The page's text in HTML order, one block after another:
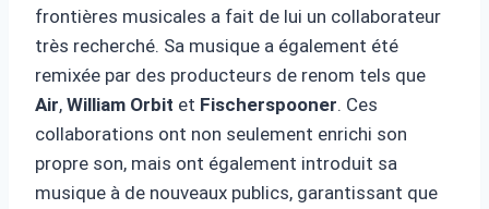
frontières musicales a fait de lui un collaborateur
très recherché. Sa musique a également été
remixée par des producteurs de renom tels que
Air, William Orbit et Fischerspooner. Ces
collaborations ont non seulement enrichi son
propre son, mais ont également introduit sa
musique à de nouveaux publics, garantissant que